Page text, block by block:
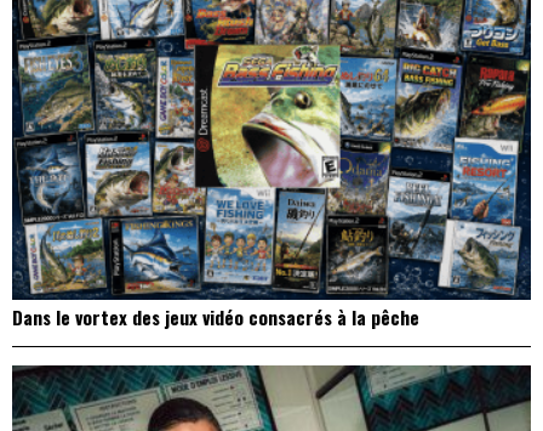
Dans le vortex des jeux vidéo consacrés à la pêche